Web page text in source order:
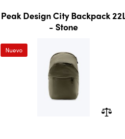
Peak Design City Backpack
- Stone
Nuevo